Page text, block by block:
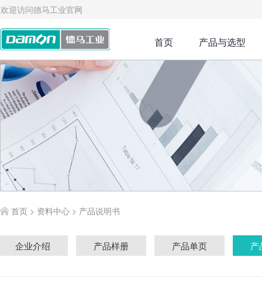
欢迎访问德马工业官网
首页 产品与选型
首页 > 资料中心 > 产品说明书
企业介绍 产品样册 产品单页 产